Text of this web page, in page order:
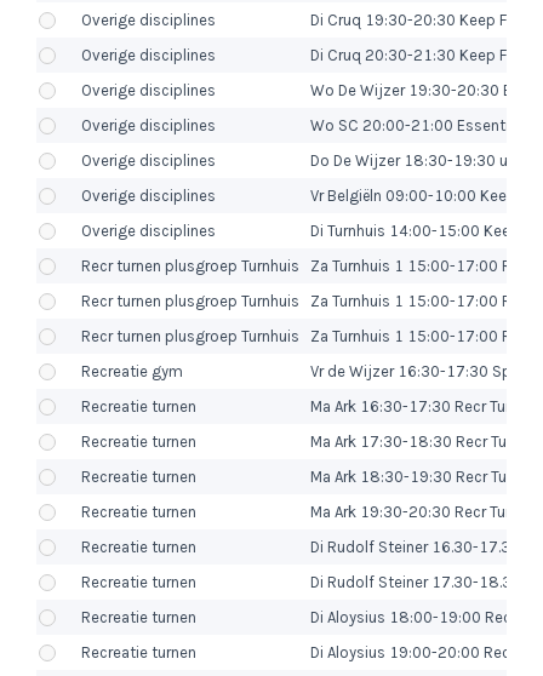
Overige disciplines
Di Cruq 19:30-20:30 Keep Fit
Overige disciplines
Di Cruq 20:30-21:30 Keep Fit
Overige disciplines
Wo De Wijzer 19:30-20:30
Overige disciplines
Wo SC 20:00-21:00 Essentrics
Overige disciplines
Do De Wijzer 18:30-19:30 uur
Overige disciplines
Vr Belgiëln 09:00-10:00 Keep Fit
Overige disciplines
Di Turnhuis 14:00-15:00 Keep
Recr turnen plusgroep Turnhuis
Za Turnhuis 1 15:00-17:00 RP
Recr turnen plusgroep Turnhuis
Za Turnhuis 1 15:00-17:00 RP
Recr turnen plusgroep Turnhuis
Za Turnhuis 1 15:00-17:00 RP
Recreatie gym
Vr de Wijzer 16:30-17:30 Sport
Recreatie turnen
Ma Ark 16:30-17:30 Recr Turn
Recreatie turnen
Ma Ark 17:30-18:30 Recr Turn
Recreatie turnen
Ma Ark 18:30-19:30 Recr Turn
Recreatie turnen
Ma Ark 19:30-20:30 Recr Turn
Recreatie turnen
Di Rudolf Steiner 16.30-17.30
Recreatie turnen
Di Rudolf Steiner 17.30-18.30
Recreatie turnen
Di Aloysius 18:00-19:00 Recr
Recreatie turnen
Di Aloysius 19:00-20:00 Recr